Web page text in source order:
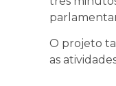
O projeto
as